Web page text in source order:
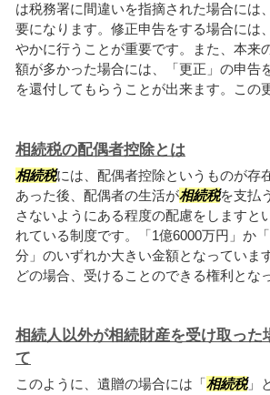
は税務署に間違いを指摘された場合には
要になります。修正申告をする場合には
やかに行うことが重要です。また、本来
額が多かった場合には、「更正」の申告
を還付してもらうことが出来ます。この
相続税の配偶者控除とは
相続税には、配偶者控除というものが存
あった後、配偶者の生活が相続税を支払
さないようにある程度の配慮をしますと
れている制度です。「1億6000万円」か
分」のいずれか大きい金額となっていま
どの場合、受けることのできる権利とな
相続人以外が相続財産を受け取った
て
このように、遺贈の場合には「相続税」